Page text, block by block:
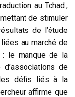
au Tchad ;
de stimuler
de l’étude
au marché de
le manque de la
d’associations de
défis liés à la
affirme que